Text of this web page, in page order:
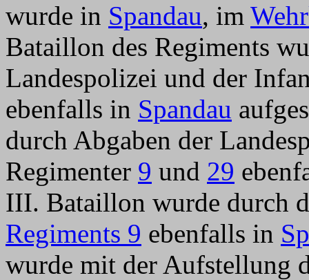
wurde in Spandau, im
Bataillon des Regiments
Landespolizei und der
ebenfalls in Spandau
durch Abgaben der
Regimenter 9 und 29
III. Bataillon wurde durch
Regiments 9 ebenfalls in
wurde mit der Aufstellung